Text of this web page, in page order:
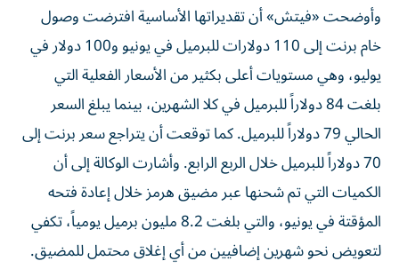
وأوضحت «فيتش» أن تقديراتها الأساسية افترضت وصول
خام برنت إلى 110 دولارات للبرميل في يونيو و100 دولار في
يوليو، وهي مستويات أعلى بكثير من الأسعار الفعلية التي
بلغت 84 دولاراً للبرميل في كلا الشهرين، بينما يبلغ السعر
الحالي 79 دولاراً للبرميل. كما توقعت أن يتراجع سعر برنت إلى
70 دولاراً للبرميل خلال الربع الرابع. وأشارت الوكالة إلى أن
الكميات التي تم شحنها عبر مضيق هرمز خلال إعادة فتحه
المؤقتة في يونيو، والتي بلغت 8.2 مليون برميل يومياً، تكفي
لتعويض نحو شهرين إضافيين من أي إغلاق محتمل للمضيق.